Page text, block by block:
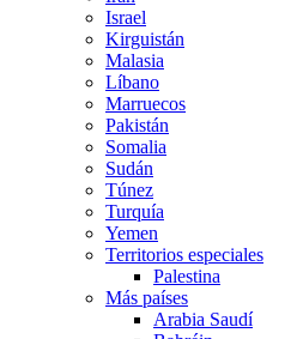
Israel
Kirguistán
Malasia
Líbano
Marruecos
Pakistán
Somalia
Sudán
Túnez
Turquía
Yemen
Territorios especiales
Palestina
Más países
Arabia Saudí